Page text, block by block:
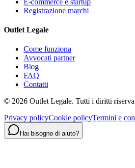
Registrazione marchi
Outlet Legale
Come funziona
Avvocati partner
Blog
FAQ
Contatti
© 2026 Outlet Legale. Tutti i diritti
Privacy policyCookie policyTermini e
Hai bisogno di aiuto?